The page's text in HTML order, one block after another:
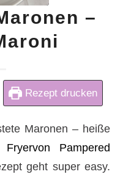
–
Rezept drucken
Maronen – heiße
Pampered
geht super easy.